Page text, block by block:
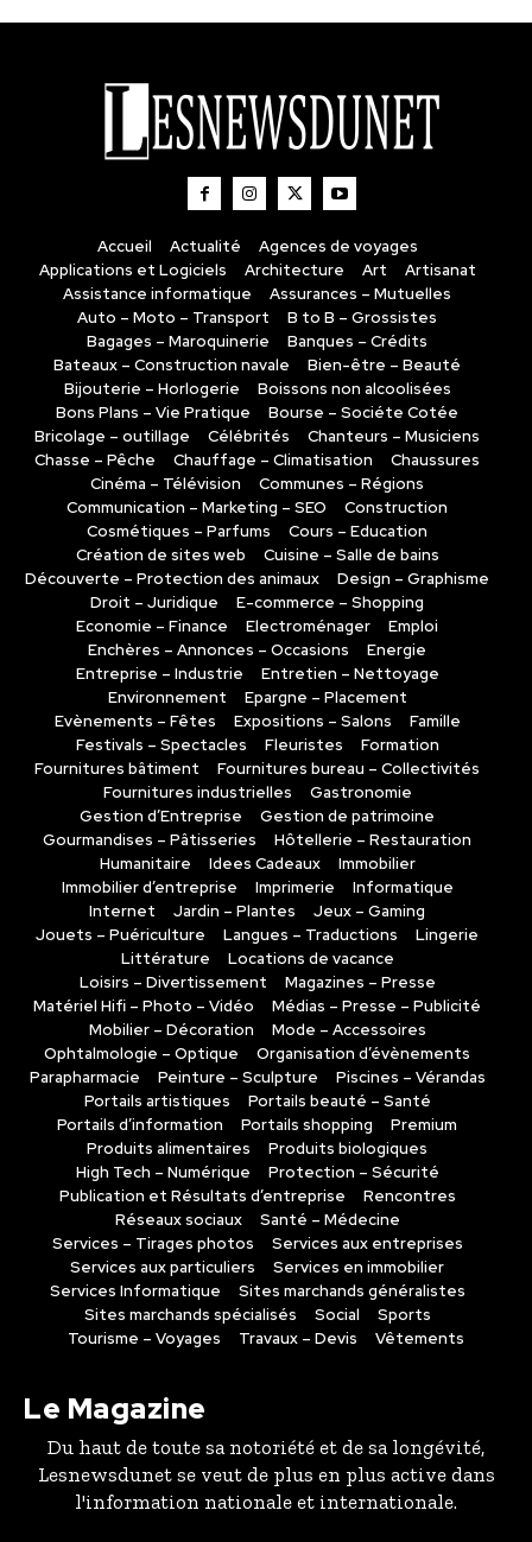
Accueil Actualité
Agences de voyages
Applications et Logiciels
Architecture Art
Artisanat
Assistance informatique
Assurances – Mutuelles
Auto – Moto – Transport
B to B – Grossistes
Bagages – Maroquinerie
Banques – Crédits
Bateaux – Construction navale
Bien-être – Beauté
Bijouterie – Horlogerie
Boissons non alcoolisées
Bons Plans – Vie Pratique
Bourse – Sociéte Cotée
Bricolage – outillage
Célébrités
Chanteurs – Musiciens
Chasse – Pêche
Chauffage – Climatisation
Chaussures
Cinéma – Télévision
Communes – Régions
Communication – Marketing – SEO
Construction
Cosmétiques – Parfums
Cours – Education
Création de sites web
Cuisine – Salle de bains
Découverte – Protection des animaux
Design – Graphisme
Droit – Juridique
E-commerce – Shopping
Economie – Finance
Electroménager
Emploi
Enchères – Annonces – Occasions
Energie
Entreprise – Industrie
Entretien – Nettoyage
Environnement
Epargne – Placement
Evènements – Fêtes
Expositions – Salons
Famille
Festivals – Spectacles
Fleuristes
Formation
Fournitures bâtiment
Fournitures bureau – Collectivités
Fournitures industrielles
Gastronomie
Gestion d’Entreprise
Gestion de patrimoine
Gourmandises – Pâtisseries
Hôtellerie – Restauration
Humanitaire
Idees Cadeaux
Immobilier
Immobilier d’entreprise
Imprimerie
Informatique
Internet
Jardin – Plantes
Jeux – Gaming
Jouets – Puériculture
Langues – Traductions
Lingerie
Littérature
Locations de vacance
Loisirs – Divertissement
Magazines – Presse
Matériel Hifi – Photo – Vidéo
Médias – Presse – Publicité
Mobilier – Décoration
Mode – Accessoires
Ophtalmologie – Optique
Organisation d’évènements
Parapharmacie
Peinture – Sculpture
Piscines – Vérandas
Portails artistiques
Portails beauté – Santé
Portails d’information
Portails shopping
Premium
Produits alimentaires
Produits biologiques
High Tech – Numérique
Protection – Sécurité
Publication et Résultats d’entreprise
Rencontres
Réseaux sociaux
Santé – Médecine
Services – Tirages photos
Services aux entreprises
Services aux particuliers
Services en immobilier
Services Informatique
Sites marchands généralistes
Sites marchands spécialisés
Social
Sports
Tourisme – Voyages
Travaux – Devis Vêtements
Le Magazine
Du haut de toute sa notoriété et de sa longévité,
Lesnewsdunet se veut de plus en plus active dans
l'information nationale et internationale.